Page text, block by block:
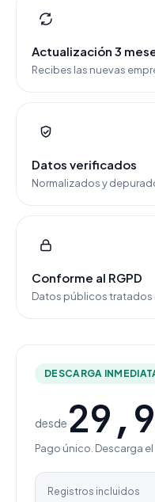
Actualización 3
Recibes las nuevas
Datos verificados
Normalizados y
Conforme al RGPD
Datos públicos tratados
DESCARGA
desde
Pago único. Descarga
Registros incluidos